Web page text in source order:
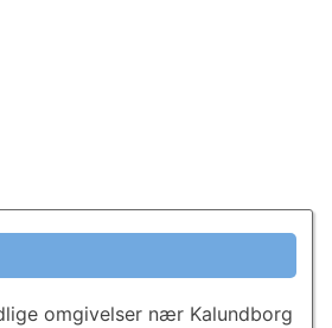
omgivelser nær Kalundborg